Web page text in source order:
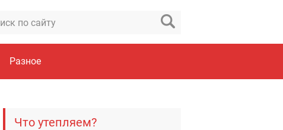
Разное
Что утепляем?